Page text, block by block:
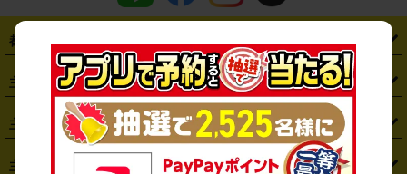
都道府県から探す
・ 北海道 ・青森県 ・岩手県 ・宮城県 ・秋田県 ・山形県
・東京都 ・神奈川県 ・埼玉県 ・千葉県 ・茨城県
・ 栃木県 ・群馬県 ・山梨県 ・愛知県 ・静岡県 ・岐阜県
・ 新潟県 富山県 ・石川県 ・福井県 ・大阪府
主要駅から探す
・ 札幌駅 ・仙台駅 ・新宿駅 ・池袋駅 ・渋谷駅 ・東京駅
・川崎駅 ・大宮駅 ・西船橋駅 ・柏駅 ・名古屋駅
主要空港から探す
・ 新千歳空港 仙台空港
主要都市から探す